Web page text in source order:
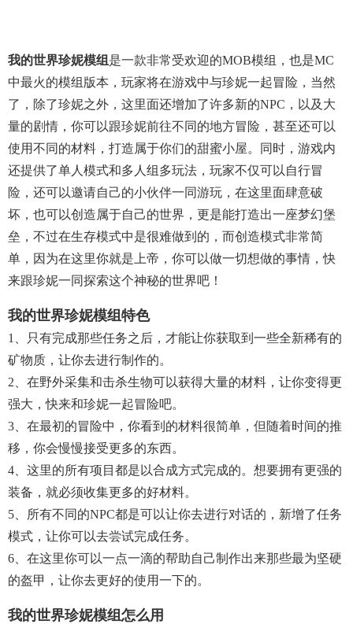
我的世界珍妮模组 是一款非常受欢迎的MOB模组，也是MC
中最火的模组版本，玩家将在游戏中与珍妮一起冒险，当然
了，除了珍妮之外，这里面还增加了许多新的NPC，以及大
量的剧情，你可以跟珍妮前往不同的地方冒险，甚至还可以
使用不同的材料，打造属于你们的甜蜜小屋。同时，游戏内
还提供了单人模式和多人组多玩法，玩家不仅可以自行冒
险，还可以邀请自己的小伙伴一同游玩，在这里面肆意破
坏，也可以创造属于自己的世界，更是能打造出一座梦幻堡
垒，不过在生存模式中是很难做到的，而创造模式非常简
单，因为在这里你就是上帝，你可以做一切想做的事情，快
来跟珍妮一同探索这个神秘的世界吧！
我的世界珍妮模组特色
1、只有完成那些任务之后，才能让你获取到一些全新稀有的
矿物质，让你去进行制作的。
2、在野外采集和击杀生物可以获得大量的材料，让你变得更
强大，快来和珍妮一起冒险吧。
3、在最初的冒险中，你看到的材料很简单，但随着时间的推
移，你会慢慢接受更多的东西。
4、这里的所有项目都是以合成方式完成的。想要拥有更强的
装备，就必须收集更多的好材料。
5、所有不同的NPC都是可以让你去进行对话的，新增了任务
模式，让你可以去尝试完成任务。
6、在这里你可以一点一滴的帮助自己制作出来那些最为坚硬
的盔甲，让你去更好的使用一下的。
我的世界珍妮模组怎么用